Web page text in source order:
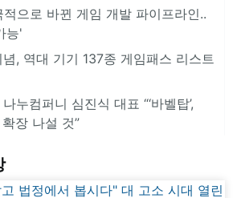
으로 바뀐 게임 개발 파이프라인..
능'
, 역대 기기 137종 게임패스 리스트
누컴퍼니 심진식 대표 “‘바벨탑’,
장 나설 것”